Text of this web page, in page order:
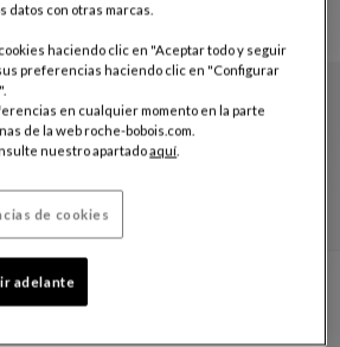
du monde - composición 7 elementos
datos con otras marcas.
haciendo clic en "Aceptar todo y seguir
preferencias haciendo clic en "Configurar
en cualquier momento en la parte
de la web roche-bobois.com.
nuestro apartadoaquí
de cookies
adelante